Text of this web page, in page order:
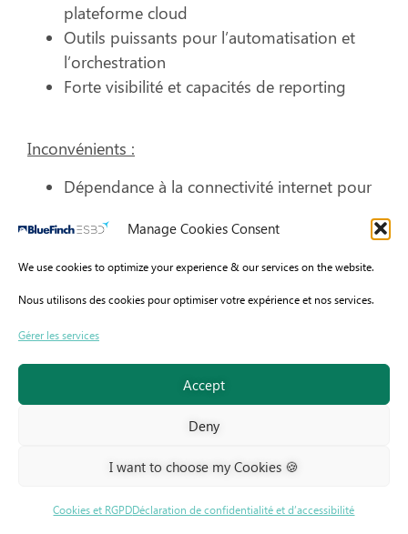
Manage Cookies Consent
We use cookies to optimize your experience & our services on the website.
Nous utilisons des cookies pour optimiser votre expérience et nos services.
Gérer les services
Accept
Deny
I want to choose my Cookies 🍪
Cookies et RGPDDéclaration de confidentialité et d’accessibilité
plateforme cloud
Outils puissants pour l’automatisation et
l’orchestration
Forte visibilité et capacités de reporting
Inconvénients :
Dépendance à la connectivité internet pour
Complexité potentielle dans les
configurations avancées
Coviant Diplomat Managed File Transfer
« Diplomat MFT de Coviant Software est une
utilisons des protocoles sécurisés standard tels